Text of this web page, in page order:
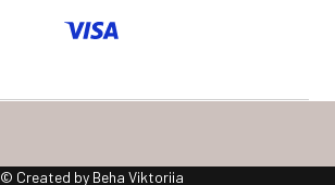
© Created by Beha Viktoriia